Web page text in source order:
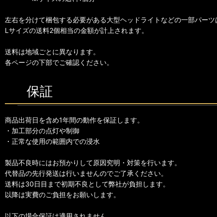
左右を分けて梱包する必要がある大型ヘッドライトなどの一部パーツ
Lサイズの送料2個相当の金額が計上されます。
送料は地域ごとに異なります。
各ページの下部でご確認ください。
保証
商品出荷日を含め1年間の動作を保証します。
・加工部分の点灯や制御
・正常な使用の範囲内での浸水
製品不良時にはお預かりして原因究明・対策を行います。
代替品の先行発送は行いませんのでご了承ください。
送料は30日目まで初期不良として弊社が負担します。
以降は実費のご負担をお願いします。